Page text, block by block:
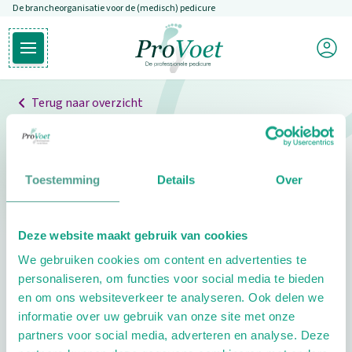
Toestemming Details Over
Deze website maakt gebruik van cookies
We gebruiken cookies om content en advertenties te
personaliseren, om functies voor social media te bieden
en om ons websiteverkeer te analyseren. Ook delen we
informatie over uw gebruik van onze site met onze
partners voor social media, adverteren en analyse. Deze
Overslaan en naar de inhoud gaan
De brancheorganisatie voor de (medisch) pedicure
Open hoofdmenu
Ga naar de homepagina
Mijn
Terug naar overzicht
Professionals
Pedicure niet gevonden
pedicure.